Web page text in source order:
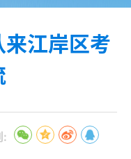
江岸区考
: